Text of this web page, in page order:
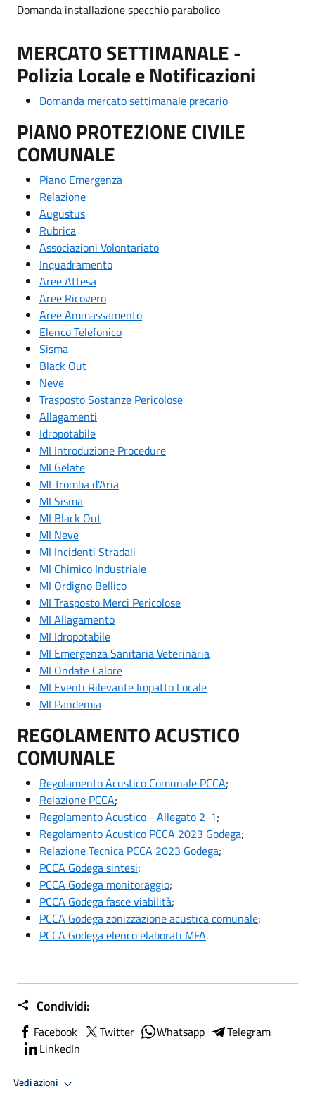
Domanda installazione specchio parabolico
MERCATO SETTIMANALE -
Polizia Locale e Notificazioni
Domanda mercato settimanale precario
PIANO PROTEZIONE CIVILE
COMUNALE
Piano Emergenza
Relazione
Augustus
Rubrica
Associazioni Volontariato
Inquadramento
Aree Attesa
Aree Ricovero
Aree Ammassamento
Elenco Telefonico
Sisma
Black Out
Neve
Trasposto Sostanze Pericolose
Allagamenti
Idropotabile
MI Introduzione Procedure
MI Gelate
MI Tromba d'Aria
MI Sisma
MI Black Out
MI Neve
MI Incidenti Stradali
MI Chimico Industriale
MI Ordigno Bellico
MI Trasposto Merci Pericolose
MI Allagamento
MI Idropotabile
MI Emergenza Sanitaria Veterinaria
MI Ondate Calore
MI Eventi Rilevante Impatto Locale
MI Pandemia
REGOLAMENTO ACUSTICO
COMUNALE
Regolamento Acustico Comunale PCCA;
Relazione PCCA;
Regolamento Acustico - Allegato 2-1;
Regolamento Acustico PCCA 2023 Godega;
Relazione Tecnica PCCA 2023 Godega;
PCCA Godega sintesi;
PCCA Godega monitoraggio;
PCCA Godega fasce viabilità;
PCCA Godega zonizzazione acustica comunale;
PCCA Godega elenco elaborati MFA.
Condividi:
Facebook Twitter Whatsapp
Telegram
LinkedIn
Vedi azioni